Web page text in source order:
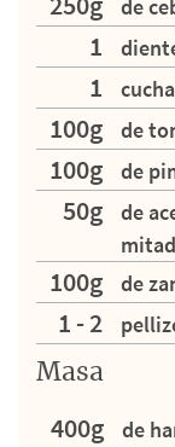
de
1
1
100g de
100g de
50g
de
100g de
1 - 2
Masa
400g de